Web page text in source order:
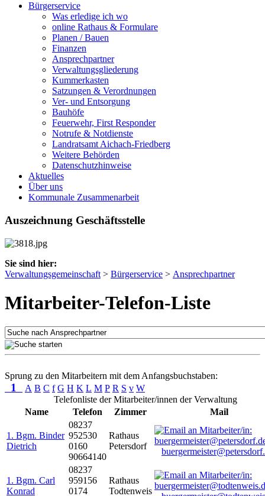
Bürgerservice
Was erledige ich wo
online Rathaus & Formulare
Planen / Bauen
Finanzen
Ansprechpartner
Verwaltungsgliederung
Kummerkasten
Satzungen & Verordnungen
Ver- und Entsorgung
Bauhöfe
Feuerwehr, First Responder
Notrufe & Notdienste
Landratsamt Aichach-Friedberg
Weitere Behörden
Datenschutzhinweise
Aktuelles
Über uns
Kommunale Zusammenarbeit
Auszeichnung Geschäftsstelle
Sie sind hier:
Verwaltungsgemeinschaft > Bürgerservice > Ansprechpartner
Mitarbeiter-Telefon-Liste
Sprung zu den Mitarbeitern mit dem Anfangsbuchstaben:
1 A B C f G H K L M P R S v W
Telefonliste der Mitarbeiter/innen der Verwaltung
Name
Telefon Zimmer Mail
1. Bgm. Binder
Dietrich
08237
952530
0160
90664140
Rathaus
Petersdorf
1. Bgm. Carl
Konrad
08237
959156
0174
Rathaus
Todtenweis